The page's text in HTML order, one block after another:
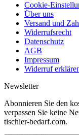
Cookie-
Über uns
Versand und
Widerrufsrecht
Datenschutz
AGB
Impressum
Widerruf
Newsletter
Abonnieren Sie den
verpassen Sie keine
tischler-bedarf.com.